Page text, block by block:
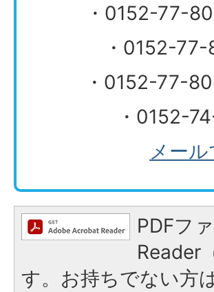
・0152-77-
・0152-
・0152-77-
・0152-
メー
PDFフ
Reader
す。お持ちでない方